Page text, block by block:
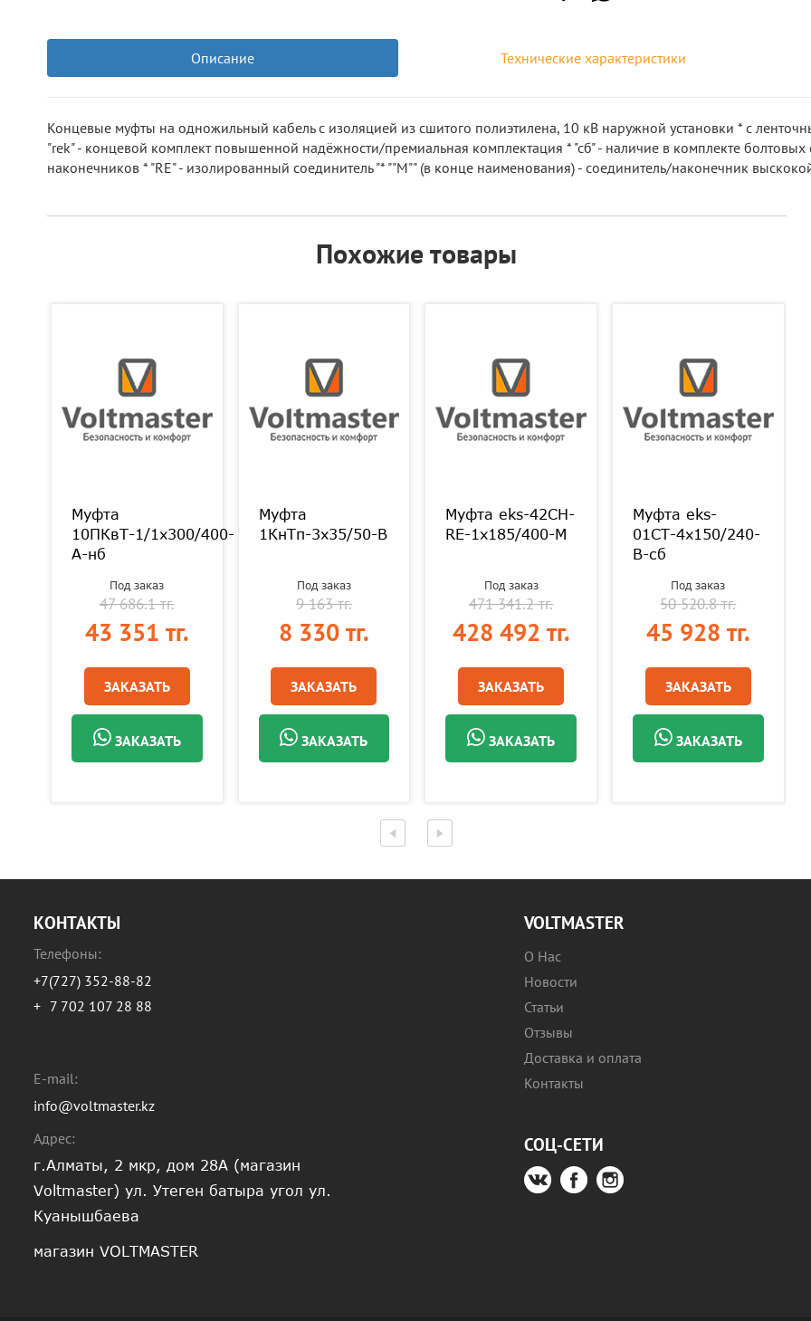
Описание Технические характеристики
Концевые муфты на одножильный кабель с изоляцией из сшитого полиэтилена, 10 кВ наружной установки * с
"rek" - концевой комплект повышенной надёжности/премиальная комплектация * "сб" - наличие в комплекте
наконечников * "RE" - изолированный соединитель "* ""М"" (в конце наименования) - соединитель/наконечник
Похожие товары
Муфта
10ПКвТ-1/1х300/400-
А-нб
Под заказ
47 686.1 тг.
43 351 тг.
ЗАКАЗАТЬ
ЗАКАЗАТЬ
Муфта
1КнТп-3х35/50-В
Под заказ
9 163 тг.
8 330 тг.
ЗАКАЗАТЬ
ЗАКАЗАТЬ
Муфта eks-42CH-
RE-1х185/400-M
Под заказ
471 341.2 тг.
428 492 тг.
ЗАКАЗАТЬ
ЗАКАЗАТЬ
Муфта eks-
01СТ-4х150/240-
В-сб
Под заказ
50 520.8 тг.
45 928 тг.
ЗАКАЗАТЬ
ЗАКАЗАТЬ
КОНТАКТЫ
Телефоны:
+7(727) 352-88-82
+ 7 702 107 28 88
E-mail:
info@voltmaster.kz
Адрес:
г.Алматы, 2 мкр, дом 28А (магазин
Voltmaster) ул. Утеген батыра угол ул.
Куанышбаева
магазин VOLTMASTER
VOLTMASTER
О Нас
Новости
Статьи
Отзывы
Доставка и оплата
Контакты
СОЦ-СЕТИ